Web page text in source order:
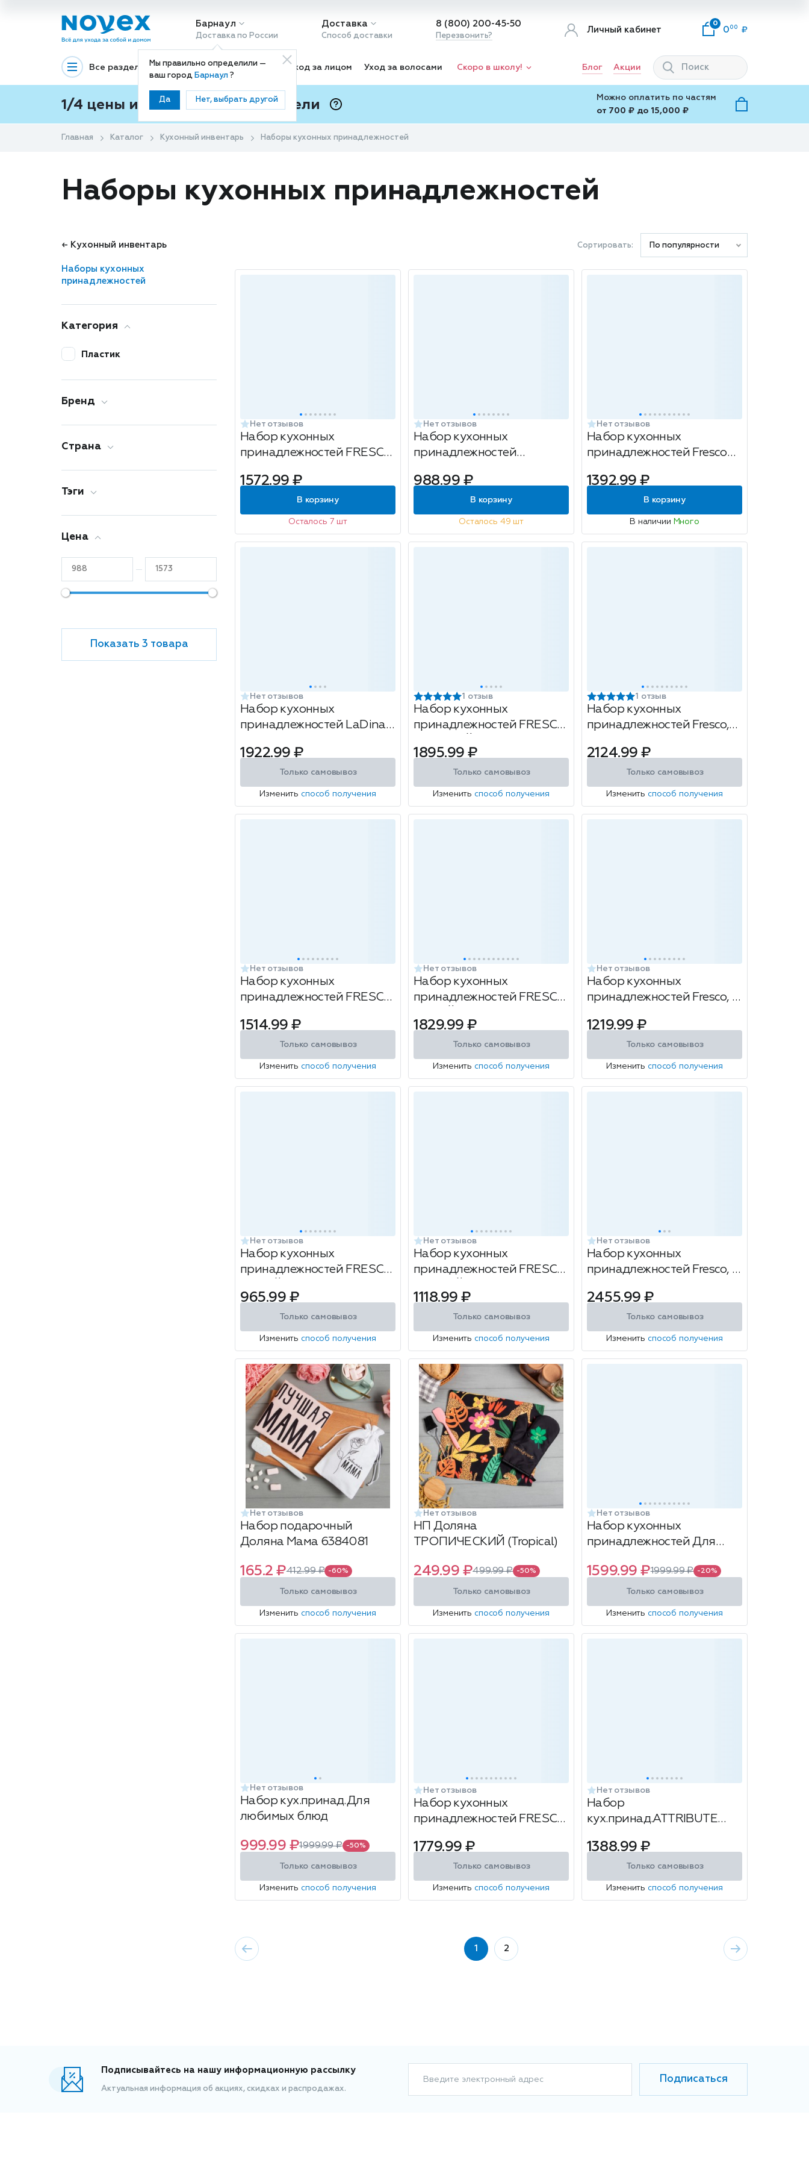
Барнаул
Доставка по России
Мы правильно определили —
ваш город Барнаул?
Да Нет, выбрать другой
Доставка
Способ доставки
8 (800) 200-45-50
Перезвонить?
Личный кабинет
0
0 00
Все разделы Декоративная косметика Уход за лицом Уход за волосами Скоро в школу! Блог Акции
1/4 цены и покупки ваши с Подели
Можно оплатить по частям
от 700 ₽ до 15,000 ₽
Главная Каталог Кухонный инвентарь Наборы кухонных принадлежностей
Наборы кухонных принадлежностей
← Кухонный инвентарь
Наборы кухонных
принадлежностей
Категория
Пластик
Бренд
Страна
Тэги
Цена
Показать 3 товара
Сортировать: По популярности
Нет отзывов
Набор кухонных
принадлежностей FRESCO
1572.99 ₽
В корзину
Осталось 7 шт
Нет отзывов
Набор кухонных
принадлежностей
предметов
988.99 ₽
В корзину
Осталось 49 шт
Нет отзывов
Набор кухонных
принадлежностей Fresco
предметов
1392.99 ₽
В корзину
В наличии Много
Нет отзывов
Набор кухонных
принадлежностей LaDina,
1922.99 ₽
Только самовывоз
Изменить способ получения
1 отзыв
Набор кухонных
принадлежностей FRESCO
1895.99 ₽
Только самовывоз
Изменить способ получения
1 отзыв
Набор кухонных
принадлежностей Fresco,
2124.99 ₽
Только самовывоз
Изменить способ получения
Нет отзывов
Набор кухонных
принадлежностей FRESCO
8пр
1514.99 ₽
Только самовывоз
Изменить способ получения
Нет отзывов
Набор кухонных
принадлежностей FRESCO
marble) 6пр
1829.99 ₽
Только самовывоз
Изменить способ получения
Нет отзывов
Набор кухонных
принадлежностей Fresco, 7
1219.99 ₽
Только самовывоз
Изменить способ получения
Нет отзывов
Набор кухонных
принадлежностей FRESCO
965.99 ₽
Только самовывоз
Изменить способ получения
Нет отзывов
Набор кухонных
принадлежностей FRESCO
1118.99 ₽
Только самовывоз
Изменить способ получения
Нет отзывов
Набор кухонных
принадлежностей Fresco, 7
2455.99 ₽
Только самовывоз
Изменить способ получения
Нет отзывов
Набор подарочный
Доляна Мама 6384081
165.2 ₽412.99 ₽ -60%
Только самовывоз
Изменить способ получения
Нет отзывов
НП Доляна
ТРОПИЧЕСКИЙ (Tropical)
249.99 ₽499.99 ₽ -50%
Только самовывоз
Изменить способ получения
Нет отзывов
Набор кухонных
принадлежностей Для
предметов
1599.99 ₽1999.99 ₽ -20%
Только самовывоз
Изменить способ получения
Нет отзывов
Набор кух.принад.Для
любимых блюд
999.99 ₽1999.99 ₽ -50%
Только самовывоз
Изменить способ получения
Нет отзывов
Набор кухонных
принадлежностей FRESCO
1779.99 ₽
Только самовывоз
Изменить способ получения
Нет отзывов
Набор
кух.принад.ATTRIBUTE
1388.99 ₽
Только самовывоз
Изменить способ получения
1 2
Подписывайтесь на нашу информационную рассылку
Актуальная информация об акциях, скидках и распродажах.
Введите электронный адрес Подписаться